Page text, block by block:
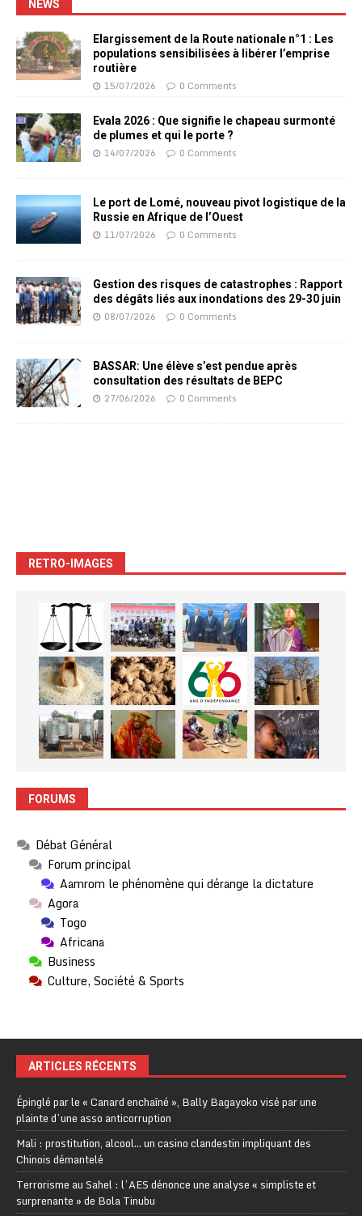
NEWS
Elargissement de la Route nationale n°1 : Les
populations sensibilisées à libérer l’emprise
routière
15/07/2026 0 Comments
Evala 2026 : Que signifie le chapeau surmonté
de plumes et qui le porte ?
14/07/2026 0 Comments
Le port de Lomé, nouveau pivot logistique de la
Russie en Afrique de l’Ouest
11/07/2026 0 Comments
Gestion des risques de catastrophes : Rapport
des dégâts liés aux inondations des 29-30 juin
08/07/2026 0 Comments
BASSAR: Une élève s’est pendue après
consultation des résultats de BEPC
27/06/2026 0 Comments
RETRO-IMAGES
FORUMS
Débat Général
Forum principal
Aamrom le phénomène qui dérange la dictature
Agora
Togo
Africana
Business
Culture, Société & Sports
ARTICLES RÉCENTS
Épinglé par le « Canard enchaîné », Bally Bagayoko visé par une
plainte d’une asso anticorruption
Mali : prostitution, alcool… un casino clandestin impliquant des
Chinois démantelé
Terrorisme au Sahel : l’AES dénonce une analyse « simpliste et
surprenante » de Bola Tinubu